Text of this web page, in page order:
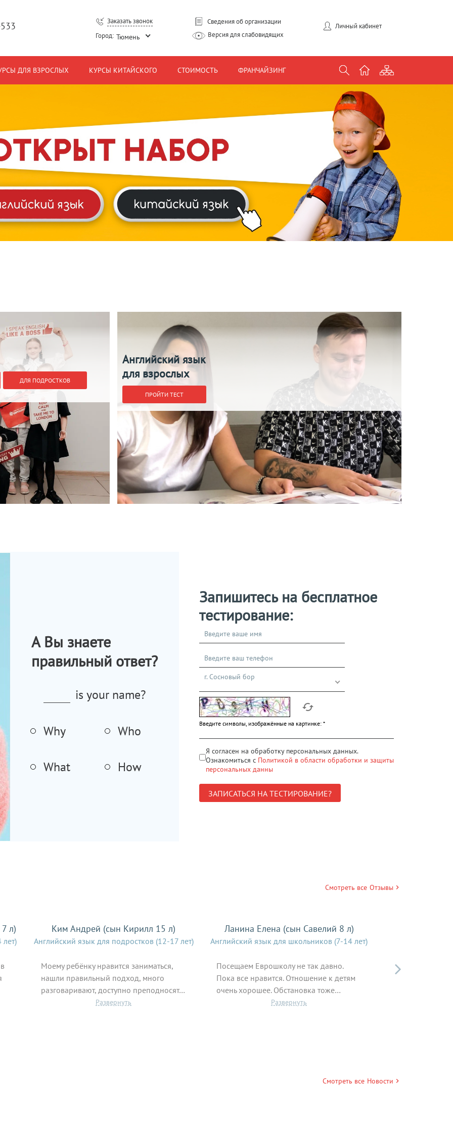
Заказать звонок
Город: Тюмень
Сведения об организации
Версия для слабовидящих
Личный кабинет
ДЛЯ ВЗРОСЛЫХ КУРСЫ КИТАЙСКОГО СТОИМОСТЬ ФРАНЧАЙЗИНГ
ДЛЯ ПОДРОСТКОВ
Английский язык
для взрослых
ПРОЙТИ ТЕСТ
А Вы знаете
правильный ответ?
is your name?
Why Who
What How
Запишитесь на бесплатное
тестирование:
г. Сосновый бор
Введите символы, изображённые на картинке:*
Я согласен на обработку персональных данных.
Ознакомиться с Политикой в области обработки и защиты
персональных данны
Смотреть все Отзывы
л) Ким Андрей (сын Кирилл 15 л)
Английский язык для подростков (12-17 лет)
Моему ребёнку нравится заниматься,
нашли правильный подход, много
разговаривают, доступно преподносят…
Ланина Елена (сын Савелий 8 л)
Английский язык для школьников (7-14 лет)
Посещаем Еврошколу не так давно.
Пока все нравится. Отношение к детям
очень хорошее. Обстановка тоже…
Моя дочка

Смотреть все Новости